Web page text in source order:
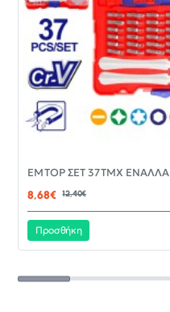
8,68€
12,40€
Προσθήκη